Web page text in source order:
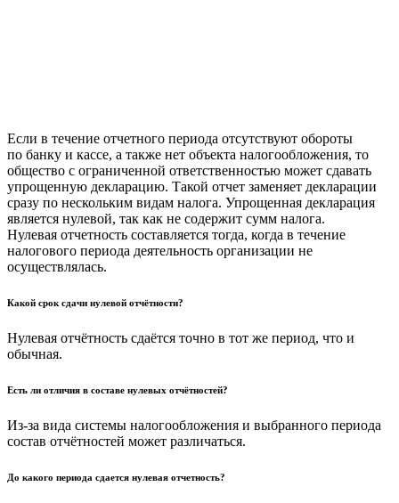
Если в течение отчетного периода отсутствуют обороты
по банку и кассе, а также нет объекта налогообложения, то
общество с ограниченной ответственностью может сдавать
упрощенную декларацию. Такой отчет заменяет декларации
сразу по нескольким видам налога. Упрощенная декларация
является нулевой, так как не содержит сумм налога.
Нулевая отчетность составляется тогда, когда в течение
налогового периода деятельность организации не
осуществлялась.
Какой срок сдачи нулевой отчётности?
Нулевая отчётность сдаётся точно в тот же период, что и
обычная.
Есть ли отличия в составе нулевых отчётностей?
Из-за вида системы налогообложения и выбранного периода
состав отчётностей может различаться.
До какого периода сдается нулевая отчетность?